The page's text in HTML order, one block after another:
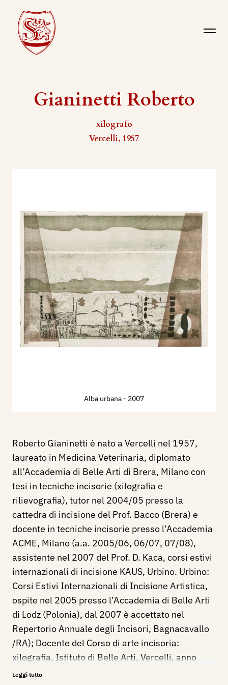
Gianinetti Roberto
xilografo
Vercelli, 1957
Alba urbana - 2007
Roberto Gianinetti è nato a Vercelli nel 1957,
laureato in Medicina Veterinaria, diplomato
all’Accademia di Belle Arti di Brera, Milano con
tesi in tecniche incisorie (xilografia e
rilievografia), tutor nel 2004/05 presso la
cattedra di incisione del Prof. Bacco (Brera) e
docente in tecniche incisorie presso l’Accademia
ACME, Milano (a.a. 2005/06, 06/07, 07/08),
assistente nel 2007 del Prof. D. Kaca, corsi estivi
internazionali di incisione KAUS, Urbino. Urbino:
Corsi Estivi Internazionali di Incisione Artistica,
ospite nel 2005 presso l’Accademia di Belle Arti
di Lodz (Polonia), dal 2007 è accettato nel
Repertorio Annuale degli Incisori, Bagnacavallo
/RA); Docente del Corso di arte incisoria:
xilografia, Istituto di Belle Arti, Vercelli, anno
2013/14.
Leggi tutto